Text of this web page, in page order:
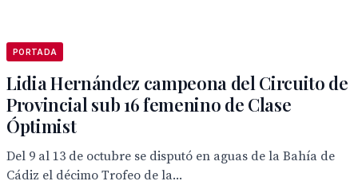
PORTADA
Lidia Hernández campeona del Circuito de
Provincial sub 16 femenino de Clase
Óptimist
Del 9 al 13 de octubre se disputó en aguas de la Bahía de
Cádiz el décimo Trofeo de la...